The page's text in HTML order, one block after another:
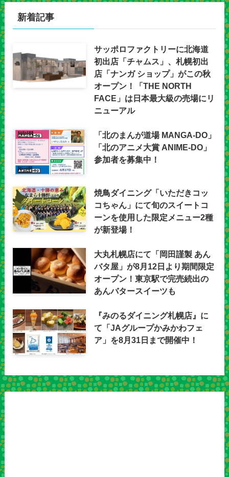
新着記事
サッポロファクトリーに北海道
初出店「チャムス」、札幌初出
店「ナンガ ショップ」がこの秋
オープン！「THE NORTH
FACE」は日本最大級の売場にリ
ニューアル
「北のまんが道場 MANGA-DO」
「北のアニメ大賞 ANIME-DO」
参加者を募集中！
焼鳥ダイニング「いただきコッ
コちゃん」にて旬のスイートコ
ーンを使用した限定メニュー2種
が新登場！
大丸札幌店にて「岡田謹製 あん
バタ屋」が8月12日より期間限定
オープン！東京駅で完売続出の
あんバタースイーツも
『みのるダイニング札幌店』に
て「JAグループかみかわフェ
ア」を8月31日まで開催中！